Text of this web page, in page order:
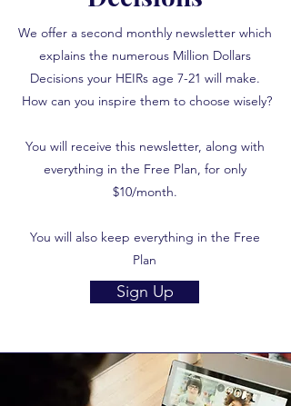
We offer a second monthly newsletter which
explains the numerous Million Dollars
Decisions your HEIRs age 7-21 will make.
How can you inspire them to choose wisely?
You will receive this newsletter, along with
everything in the Free Plan, for only
$10/month.
You will also keep everything in the Free
Plan
Sign Up